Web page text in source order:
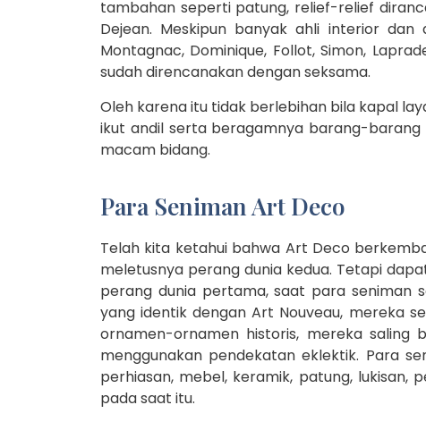
tambahan seperti patung, relief-relief
Dejean. Meskipun banyak ahli interior
Montagnac, Dominique, Follot, Simon,
sudah direncanakan dengan seksama.
Oleh karena itu tidak berlebihan bila kapal
ikut andil serta beragamnya barang-
macam bidang.
Para Seniman Art Deco
Telah kita ketahui bahwa Art Deco
meletusnya perang dunia kedua. Tetapi
perang dunia pertama, saat para seniman
yang identik dengan Art Nouveau, mereka
ornamen-ornamen historis, mereka saling
menggunakan pendekatan eklektik. Para
perhiasan, mebel, keramik, patung,
pada saat itu.